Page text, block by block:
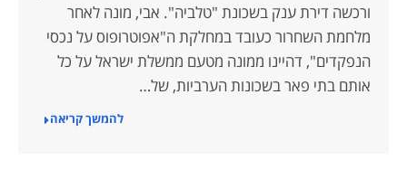
ורכשה דירת ענק בשכונת "טלביה". אבי, מונה לאחר
מלחמת השחרור כעובד במחלקת ה"אפוטרופוס על נכסי
הנפקדים", דהיינו ממונה מטעם ממשלת ישראל על כל
אותם בתי פאר בשכונות הערביות, של…
להמשך קריאה